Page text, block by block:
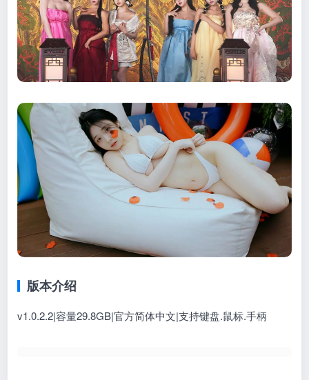
版本介绍
v1.0.2.2|容量29.8GB|官方简体中文|支持键盘.鼠标.手柄